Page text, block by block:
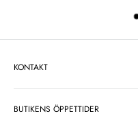
KONTAKT
One Design Center Sweden
BUTIKENS ÖPPETTIDER